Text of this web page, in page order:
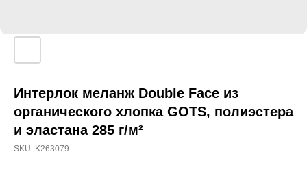
Интерлок меланж Double Face из
органического хлопка GOTS, полиэстера
и эластана 285 г/м²
SKU: K263079